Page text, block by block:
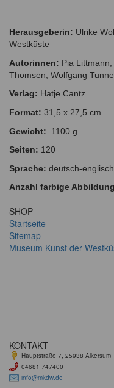
Herausgeberin: Ulrike
Westküste
Autorinnen: Pia
Thomsen, Wolfgang
Verlag: Hatje Cantz
Format: 31,5 x 27,5 cm
Gewicht: 1100 g
Seiten: 120
Sprache: deutsch-englisch
Anzahl farbige
SHOP
Startseite
Sitemap
Museum Kunst der
KONTAKT
Hauptstraße 7, 25938 Alkersum
04681 747400
info@mkdw.de